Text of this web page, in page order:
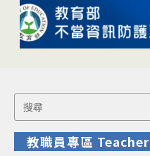
Search
for:
教職員專區 Teacher